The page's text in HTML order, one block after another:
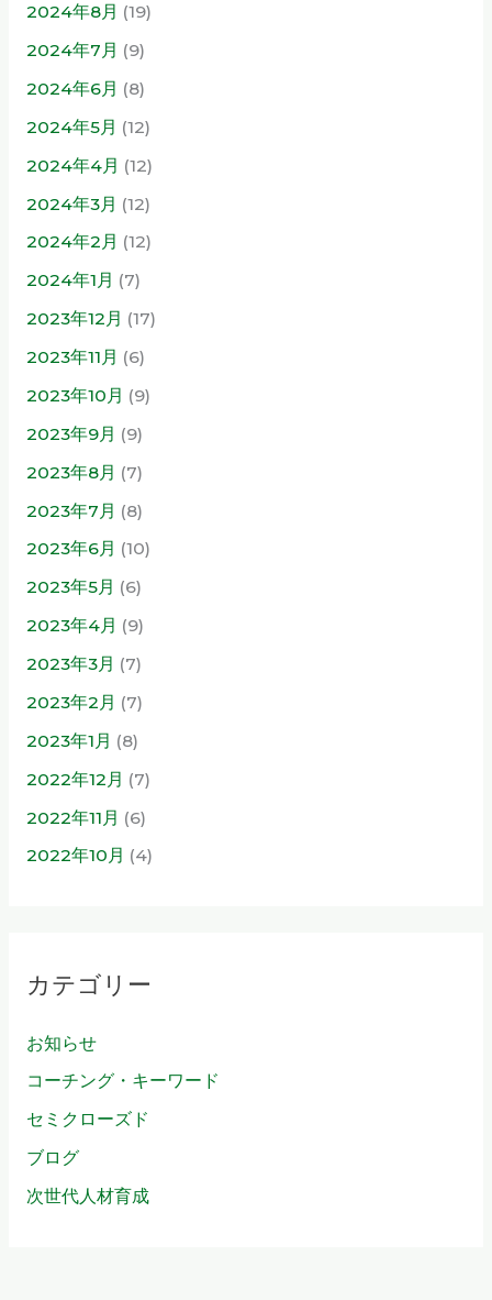
2024年8月 (19)
2024年7月 (9)
2024年6月 (8)
2024年5月 (12)
2024年4月 (12)
2024年3月 (12)
2024年2月 (12)
2024年1月 (7)
2023年12月 (17)
2023年11月 (6)
2023年10月 (9)
2023年9月 (9)
2023年8月 (7)
2023年7月 (8)
2023年6月 (10)
2023年5月 (6)
2023年4月 (9)
2023年3月 (7)
2023年2月 (7)
2023年1月 (8)
2022年12月 (7)
2022年11月 (6)
2022年10月 (4)
カテゴリー
お知らせ
コーチング・キーワード
セミクローズド
ブログ
次世代人材育成